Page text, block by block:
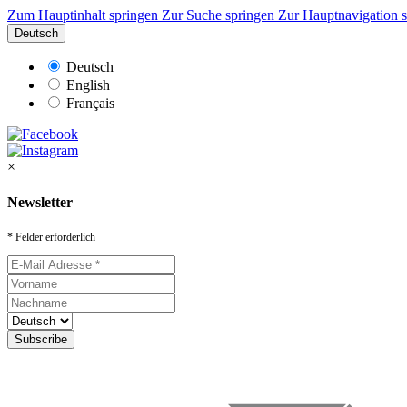
Zum Hauptinhalt springen Zur Suche springen Zur Hauptnavigation
Deutsch
Deutsch
English
Français
×
Newsletter
* Felder erforderlich